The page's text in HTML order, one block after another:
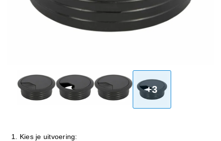
+3
1. Kies je uitvoering: